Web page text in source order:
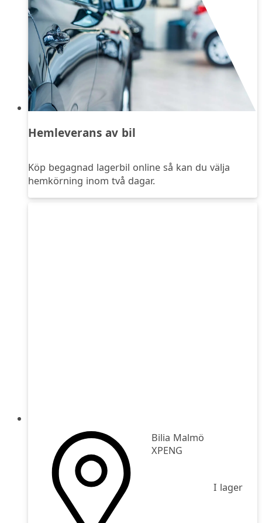
Hemleverans av bil
Köp begagnad lagerbil online så kan du välja
hemkörning inom två dagar.
Bilia Malmö
XPENG
I lager